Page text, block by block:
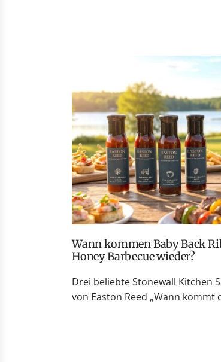
Wann kommen Baby Back Rib, Smoky Peach Whiskey und
Honey Barbecue wieder?
Drei beliebte Stonewall Kitchen
von Easton Reed „Wann kommt